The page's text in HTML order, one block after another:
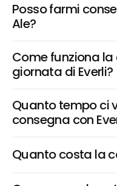
Posso farmi
Ale?
Come funziona
giornata di Everli?
Quanto tempo ci
consegna con
Quanto costa la